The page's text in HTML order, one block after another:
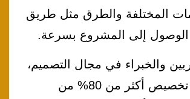
المختلفة والطرق مثل طريق
الوصول إلى المشروع بسرعة.
والخبراء في مجال التصميم،
حتى يناسب الأذواق الراقية، وتبلغ مساحة الكمبوند حوالي 30 فدان وتم تخصيص أكثر من 80% من